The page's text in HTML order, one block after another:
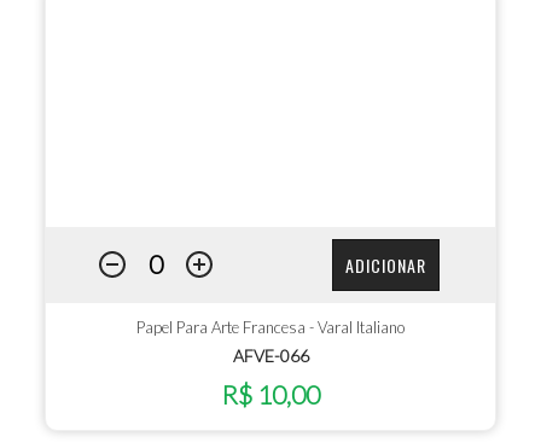
ADICIONAR
Papel Para Arte Francesa - Varal Italiano
AFVE-066
R$ 10,00